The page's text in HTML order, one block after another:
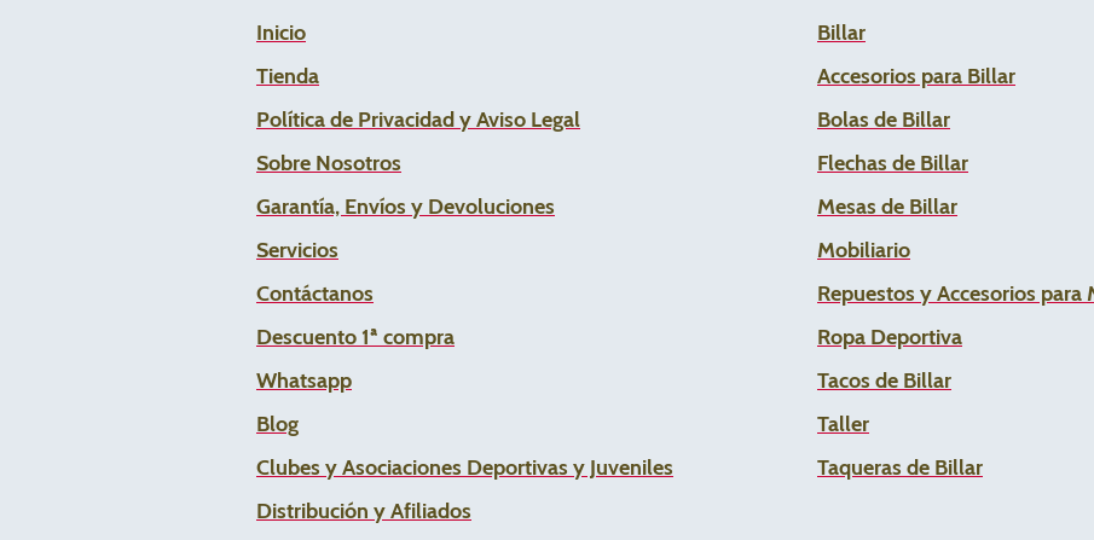
Inicio
Tienda
Política de Privacidad y Aviso Legal
Sobre Nosotros
Garantía, Envíos y Devoluciones
Servicios
Contáctanos
Descuento 1ª compra
Whatsapp
Blog
Clubes y Asociaciones Deportivas y Juveniles
Distribución y Afiliados
Billar
Accesorios para Billar
Bolas de Billar
Flechas de Billar
Mesas de Billar
Mobiliario
Repuestos y Accesorios para
Ropa Deportiva
Tacos de Billar
Taller
Taqueras de Billar